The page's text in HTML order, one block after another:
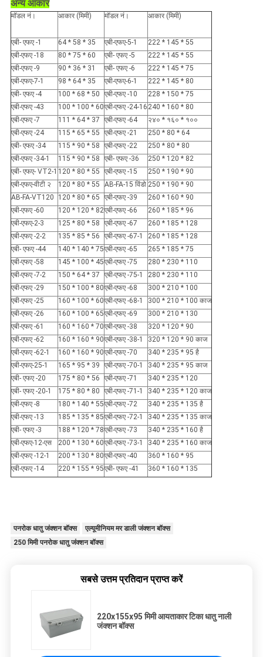
अन्य आकार
मॉडल नं। आकार (मिमी) मॉडल नं। आकार (मिमी)
एबी- एफए -1 64 * 58 * 35 एबी-एफए-5-1
222 * 145 * 55
एबी-एफए -18
80 * 75 * 60 एबी- एफए -5
222 * 145 * 55
एबी-एफए -9
90 * 36 * 31 एबी- एफए -6
222 * 145 * 75
एबी-एफए-7-1
98 * 64 * 35 एबी-एफए-6-1
222 * 145 * 80
एबी- एफए -4
100 * 68 * 50 एबी-एफए -10
228 * 150 * 75
एबी-एफए -43
100 * 100 * 60एबी-एफए -24-16 240 * 160 * 80
एबी-एफए -7
111 * 64 * 37 एबी-एफए -64
२४० * १६० * १००
एबी-एफए -24
115 * 65 * 55 एबी-एफए -21
250 * 80 * 64
एबी- एफए -34
115 * 90 * 58 एबी-एफए -22
250 * 80 * 80
एबी-एफए -34-1
115 * 90 * 58 एबी- एफए -36
250 * 120 * 82
एबी- एफए- VT2-1 120 * 80 * 55 एबी-एफए -15
250 * 190 * 90
एबी-एफए-वीटी २
120 * 80 * 55 AB-FA-15 विंडो 250 * 190 * 90
AB-FA-VT120
120 * 80 * 65 एबी-एफए -39
260 * 160 * 90
एबी-एफए -60
120 * 120 * 82एबी-एफए -66
260 * 185 * 96
एबी-एफए-2-3
125 * 80 * 58 एबी-एफए -67
260 * 185 * 128
एबी-एफए -2-2
135 * 85 * 56 एबी-एफए -67-1
260 * 185 * 128
एबी- एफए -44
140 * 140 * 75एबी-एफए -65
265 * 185 * 75
एबी-एफए -58
145 * 100 * 45एबी-एफए -75
280 * 230 * 110
एबी-एफए -7-2
150 * 64 * 37 एबी-एफए -75-1
280 * 230 * 110
एबी-एफए -29
150 * 100 * 80एबी-एफए -68
300 * 210 * 100
एबी-एफए -25
160 * 100 * 60एबी-एफए -68-1
300 * 210 * 100 काज
एबी-एफए -26
160 * 100 * 65एबी-एफए -69
300 * 210 * 130
एबी-एफए -61
160 * 160 * 70एबी-एफए -38
320 * 120 * 90
एबी-एफए -62
160 * 160 * 90एबी-एफए -38-1
320 * 120 * 90 काज
एबी-एफए -62-1
160 * 160 * 90एबी-एफए -70
340 * 235 * 95 है
एबी-एफए-25-1
165 * 95 * 39 एबी-एफए -70-1
340 * 235 * 95 काज
एबी- एफए -20
175 * 80 * 56 एबी-एफए -71
340 * 235 * 120
एबी- एफए -20-1
175 * 80 * 80 एबी-एफए -71-1
340 * 235 * 120 काज
एबी-एफए -8
180 * 140 * 55एबी-एफए -72
340 * 235 * 135 है
एबी-एफए -13
185 * 135 * 85एबी-एफए -72-1
340 * 235 * 135 काज
एबी- एफए -3
188 * 120 * 78एबी-एफए -73
340 * 235 * 160 है
एबी-एफए-12-एस
200 * 130 * 60एबी-एफए -73-1
340 * 235 * 160 काज
एबी-एफए -12-1
200 * 130 * 80एबी-एफए -40
360 * 160 * 95
एबी-एफए -14
220 * 155 * 95एबी- एफए -41 360 * 160 * 135
पनरोक धातु जंक्शन बॉक्स
एल्यूमीनियम मर डाली जंक्शन बॉक्स
250 मिमी पनरोक धातु जंक्शन बॉक्स
सबसे उत्तम प्रतिदान प्राप्त करें
220x155x95 मिमी आयताकार टिका धातु नाली
जंक्शन बॉक्स